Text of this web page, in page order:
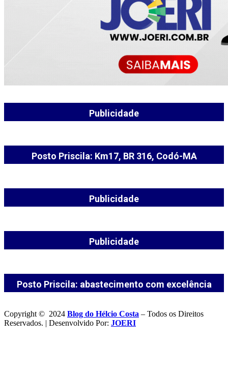
Publicidade
Posto Priscila: Km17, BR 316, Codó-MA
Publicidade
Publicidade
Posto Priscila: abastecimento com excelência
Copyright © 2024 Blog do Hélcio Costa – Todos os Direitos
Reservados. | Desenvolvido Por: JOERI